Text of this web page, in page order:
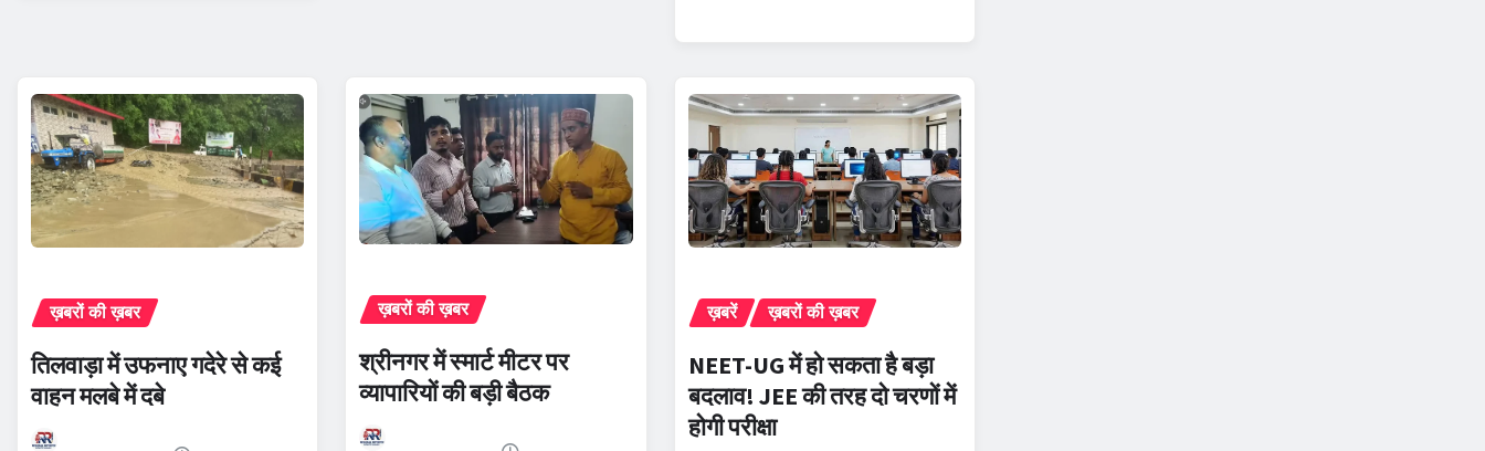
ख़बरों की ख़बर
तिलवाड़ा में उफनाए गदेरे से कई
वाहन मलबे में दबे
ख़बरों की ख़बर
श्रीनगर में स्मार्ट मीटर पर
व्यापारियों की बड़ी बैठक
ख़बरें ख़बरों की ख़बर
NEET-UG में हो सकता है बड़ा
बदलाव! JEE की तरह दो चरणों में
होगी परीक्षा